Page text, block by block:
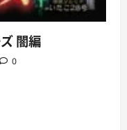
闇編
0